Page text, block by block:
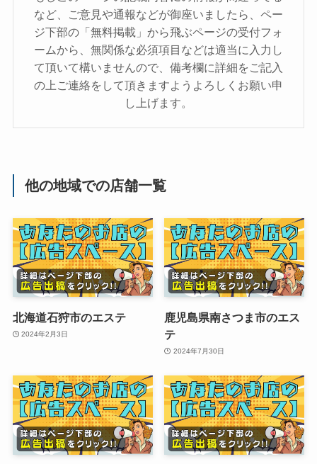
など、ご意見や通報などが御座いましたら、ペー
ジ下部の「無料掲載」から飛ぶページの受付フォ
ームから、無関係な必須項目などは適当に入力し
て頂いて構いませんので、備考欄に詳細をご記入
の上ご連絡をして頂きますようよろしくお願い申
し上げます。
他の地域での店舗一覧
北海道石狩市のエステ
2024年2月3日
鹿児島県南さつま市のエス
テ
2024年7月30日